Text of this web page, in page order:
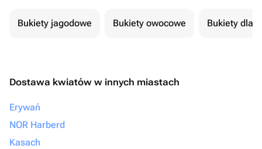
Bukiety jagodowe Bukiety owocowe Bukiety dla
Dostawa kwiatów w innych miastach
Erywań
NOR Harberd
Kasach